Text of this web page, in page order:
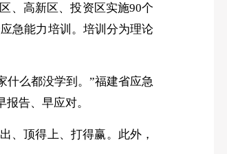
、高新区、投资区实施90个
急能力培训。培训分为理论
什么都没学到。”福建省应急
告、早应对。
、顶得上、打得赢。此外，